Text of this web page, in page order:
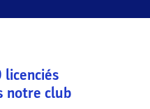
licenciés
notre club